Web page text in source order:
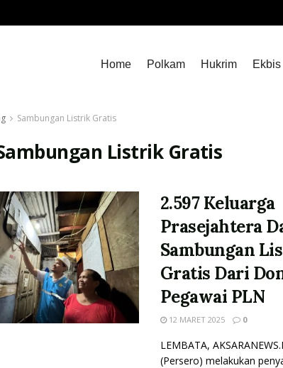
Home Polkam Hukrim Ekbis
Sambungan Listrik Gratis
Listrik Gratis
2.597 Keluarga
Prasejahtera
Sambungan
Gratis Dari
Pegawai PLN
12 MARET 2025 0
LEMBATA,
(Persero) melakukan